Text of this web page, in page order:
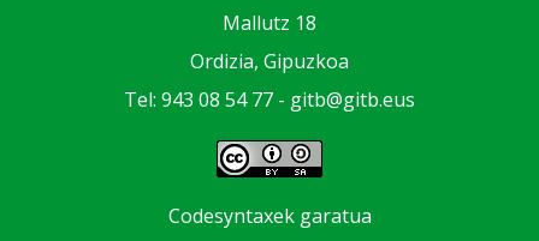
Mallutz 18
Ordizia, Gipuzkoa
Tel: 943 08 54 77 - gitb@gitb.eus
Codesyntaxek garatua